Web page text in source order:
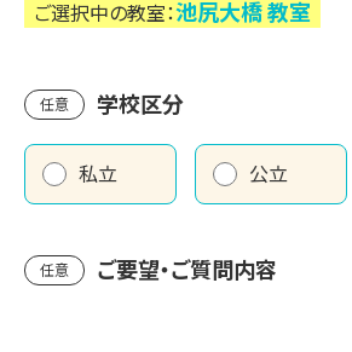
ご選択中の教室：池尻大橋教室
任意 学校区分
私立 公立
任意 ご要望・ご質問内容